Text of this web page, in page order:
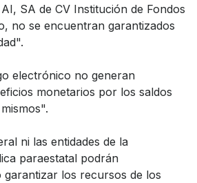
SA de CV Institución de Fondos
no se encuentran garantizados
electrónico no generan
monetarios por los saldos
ni las entidades de la
paraestatal podrán
garantizar los recursos de los